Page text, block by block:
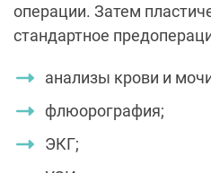
операции. Затем
стандартное
анализы крови и
флюорография;
ЭКГ;